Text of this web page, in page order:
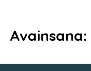
Avainsana: